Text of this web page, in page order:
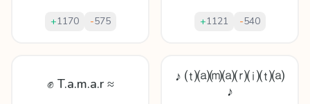
+1170 -575 +1121 -540
✊ T.a.m.a.r ≈
♪ ⒯⒜⒨⒜⒭⒤⒯⒜
♪